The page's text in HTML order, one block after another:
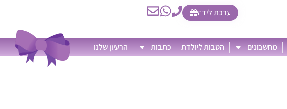
ערכת לידה
מחשבונים הטבות ליולדת כתבות הרעיון שלנו